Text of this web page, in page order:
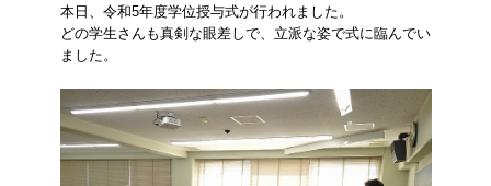
本日、令和5年度学位授与式が行われました。
どの学生さんも真剣な眼差しで、立派な姿で式に臨んでい
ました。